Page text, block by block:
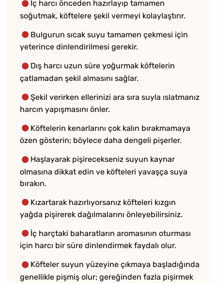
İç harcı önceden hazırlayıp tamamen
soğutmak, köftelere şekil vermeyi kolaylaştırır.
Bulgurun sıcak suyu tamamen çekmesi için
yeterince dinlendirilmesi gerekir.
Dış harcı uzun süre yoğurmak köftelerin
çatlamadan şekil almasını sağlar.
Şekil verirken ellerinizi ara sıra suyla ıslatmanız
harcın yapışmasını önler.
Köftelerin kenarlarını çok kalın bırakmamaya
özen gösterin; böylece daha dengeli pişerler.
Haşlayarak pişirecekseniz suyun kaynar
olmasına dikkat edin ve köfteleri yavaşça suya
bırakın.
Kızartarak hazırlıyorsanız köfteleri kızgın
yağda pişirerek dağılmalarını önleyebilirsiniz.
İç harçtaki baharatların aromasının oturması
için harcı bir süre dinlendirmek faydalı olur.
Köfteler suyun yüzeyine çıkmaya başladığında
genellikle pişmiş olur; gereğinden fazla pişirmek